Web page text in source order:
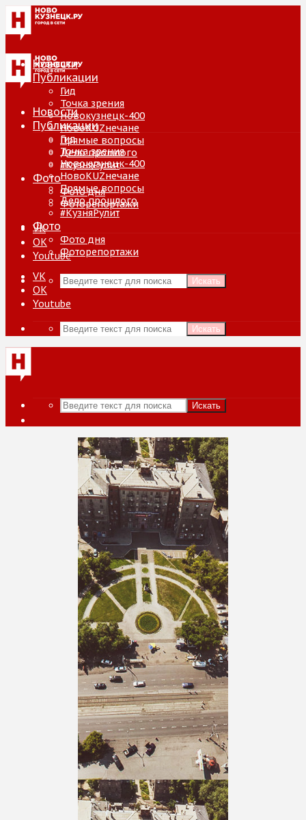
Новости
Публикации
Гид
Точка зрения
Новокузнецк-400
НовоKUZнечане
Прямые вопросы
Дело прошлого
#КузняРулит
Фото
Фото дня
Фоторепортажи
VK
ОК
Youtube
Искать
Новости
Публикации
Гид
Точка зрения
Новокузнецк-400
НовоKUZнечане
Прямые вопросы
Дело прошлого
#КузняРулит
Фото
Фото дня
Фоторепортажи
VK
ОК
Youtube
Искать
Искать